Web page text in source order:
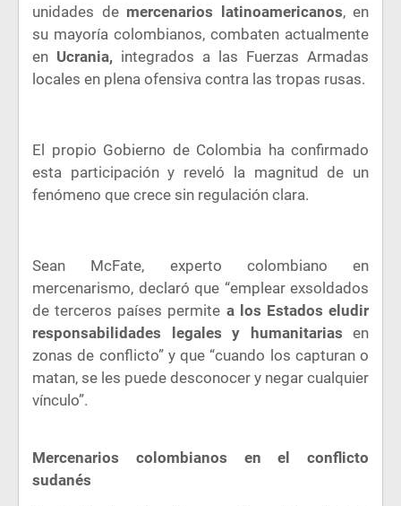
unidades de mercenarios latinoamericanos, en
su mayoría colombianos, combaten actualmente
en Ucrania, integrados a las Fuerzas Armadas
locales en plena ofensiva contra las tropas rusas.
El propio Gobierno de Colombia ha confirmado
esta participación y reveló la magnitud de un
fenómeno que crece sin regulación clara.
Sean McFate, experto colombiano en
mercenarismo, declaró que “emplear exsoldados
de terceros países permite a los Estados eludir
responsabilidades legales y humanitarias en
zonas de conflicto” y que “cuando los capturan o
matan, se les puede desconocer y negar cualquier
vínculo”.
Mercenarios colombianos en el conflicto
sudanés